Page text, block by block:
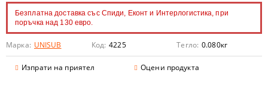
Безплатна доставка със Спиди, Еконт и Интерлогистика, при
поръчка над 130 евро.
Марка: UNISUB Код: 4225 Тегло: 0.080кг
Изпрати на приятел Оцени продукта